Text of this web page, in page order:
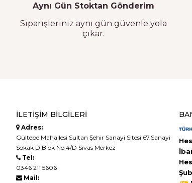
Aynı Gün Stoktan Gönderim
Siparişleriniz aynı gün güvenle yola
çıkar.
İLETIŞIM BILGILERI
Adres:
Gültepe Mahallesi Sultan Şehir Sanayi Sitesi 67.Sanayi
Sokak D Blok No 4/D Sivas Merkez
Tel:
0346 211 5606
Mail: